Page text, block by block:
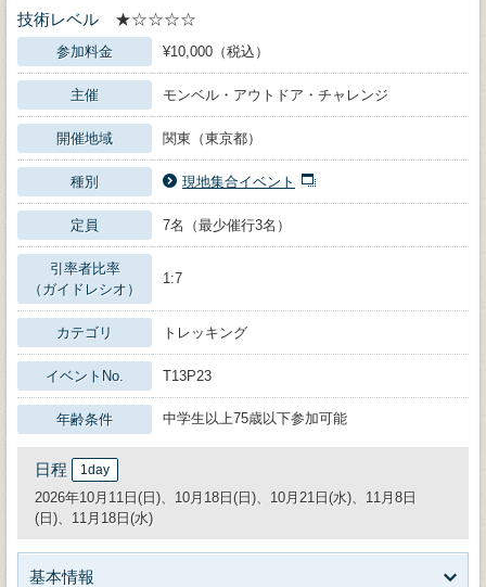
技術レベル
★☆☆☆☆
参加料金 ¥10,000（税込）
主催 モンベル・アウトドア・チャレンジ
開催地域 関東（東京都）
種別 現地集合イベント
定員 7名（最少催行3名）
引率者比率
（ガイドレシオ）
1:7
カテゴリ トレッキング
イベントNo. T13P23
年齢条件 中学生以上75歳以下参加可能
日程 1day
2026年10月11日(日)、10月18日(日)、10月21日(水)、11月8日
(日)、11月18日(水)
基本情報